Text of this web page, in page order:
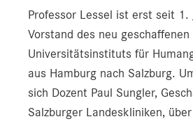
Professor Lessel ist erst seit 1.
Vorstand des neu geschaffenen
Universitätsinstituts für
aus Hamburg nach Salzburg.
sich Dozent Paul Sungler,
Salzburger Landeskliniken,